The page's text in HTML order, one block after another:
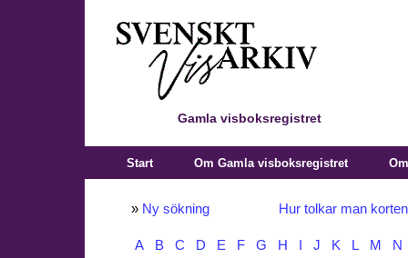
Gamla visboksregistret
Start Om Gamla visboksregistret
» Ny sökning Hur tolkar man
A B C D E F G H J K L M N